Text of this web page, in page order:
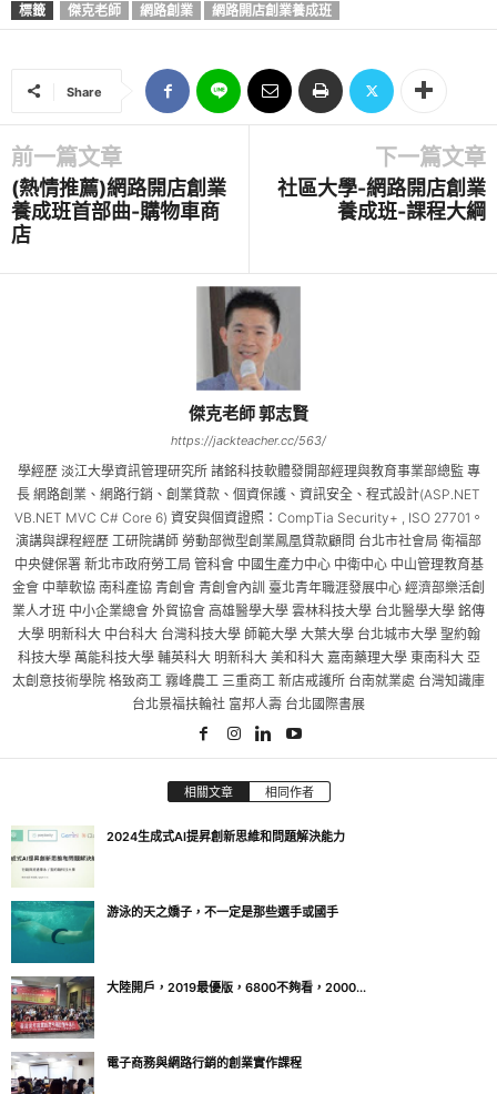
標籤 傑克老師 網路創業 網路開店創業養成班
Share
前一篇文章
(熱情推薦)網路開店創業
養成班首部曲-購物車商
店
下一篇文章
社區大學-網路開店創業
養成班-課程大綱
傑克老師 郭志賢
https://jackteacher.cc/563/
學經歷 淡江大學資訊管理研究所 諸銘科技軟體發開部經理與教育事業部總監 專
長 網路創業、網路行銷、創業貸款、個資保護、資訊安全、程式設計(ASP.NET
VB.NET MVC C# Core 6) 資安與個資證照：CompTia Security+ , ISO 27701。
演講與課程經歷 工研院講師 勞動部微型創業鳳凰貸款顧問 台北市社會局 衛福部
中央健保署 新北市政府勞工局 管科會 中國生產力中心 中衛中心 中山管理教育基
金會 中華軟協 南科產協 青創會 青創會內訓 臺北青年職涯發展中心 經濟部樂活創
業人才班 中小企業總會 外貿協會 高雄醫學大學 雲林科技大學 台北醫學大學 銘傳
大學 明新科大 中台科大 台灣科技大學 師範大學 大葉大學 台北城市大學 聖約翰
科技大學 萬能科技大學 輔英科大 明新科大 美和科大 嘉南藥理大學 東南科大 亞
太創意技術學院 格致商工 霧峰農工 三重商工 新店戒護所 台南就業處 台灣知識庫
台北景福扶輪社 富邦人壽 台北國際書展
相關文章 相同作者
2024生成式AI提昇創新思維和問題解決能力
游泳的天之嬌子，不一定是那些選手或國手
大陸開戶，2019最優版，6800不夠看，2000...
電子商務與網路行銷的創業實作課程